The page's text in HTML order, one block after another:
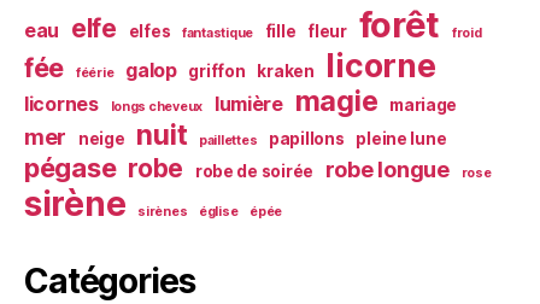
eau elfe elfes fantastique fille fleur forêt froid
fée féérie galop griffon kraken licorne
licornes longs cheveux lumière magie mariage
mer neige nuit paillettes papillons pleine lune
pégase robe robe de soirée robe longue rose
sirène sirènes église épée
Catégories